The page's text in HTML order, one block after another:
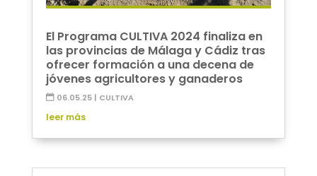
El Programa CULTIVA 2024 finaliza en
las provincias de Málaga y Cádiz tras
ofrecer formación a una decena de
jóvenes agricultores y ganaderos
06.05.25| CULTIVA
leer más